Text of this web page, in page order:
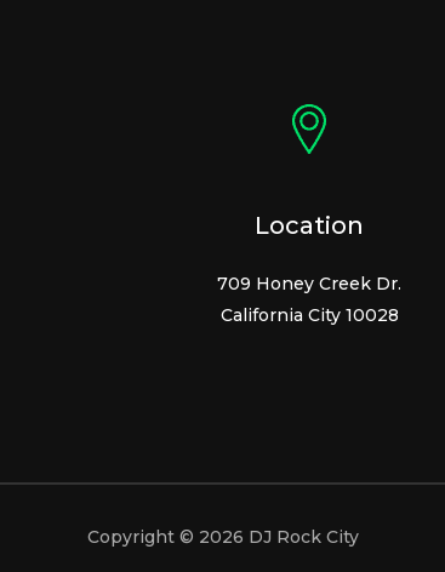
Location
709 Honey Creek Dr.
California City 10028
Copyright © 2026 DJ Rock City